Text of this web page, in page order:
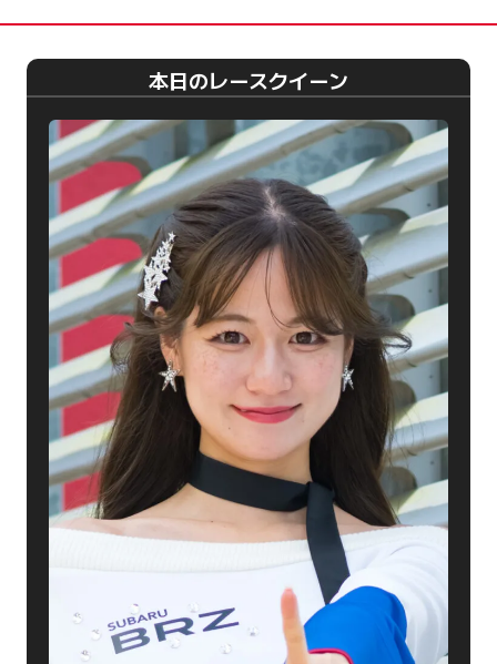
本日のレースクイーン